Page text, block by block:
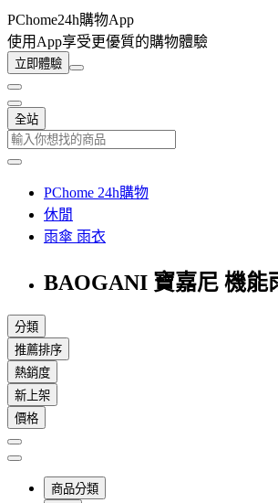
PChome24h購物App
使用App享受更優質的購物體驗
立即體驗
全站
PChome 24h購物
休閒
雨傘 雨衣
BAOGANI 寶嘉尼 機能
分類
推薦排序
熱銷度
新上架
價格
商品分類